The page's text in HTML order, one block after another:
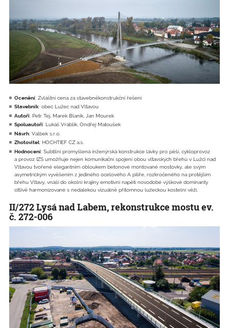
Ocenění: Zvláštní cena za stavebněkonstrukční řešení
Stavebník: obec Lužec nad Vltavou
Autoři: Petr Tej, Marek Blaník, Jan Mourek
Spoluautoři: Lukáš Vráblík, Ondřej Matoušek
Návrh: Valbek s.r.o.
Zhotovitel: HOCHTIEF CZ a.s.
Hodnocení: Subtilní promyšlená inženýrská konstrukce lávky pro pěší, cykloprovoz
a provoz IZS umožňuje nejen komunikační spojení obou vltavských břehů v Lužci nad
Vltavou tvořené elegantním obloukem betonové montované mostovky, ale svým
asymetrickým vyvěšením z jediného ocelového A pilíře, rozkročeného na protějším
břehu Vltavy, vnáší do okolní krajiny emotivní napětí novodobé výškové dominanty
citlivě harmonizované s nedalekou vizuálně přítomnou lužeckou kostelní věží.
II/272 Lysá nad Labem, rekonstrukce mostu ev.
č. 272-006